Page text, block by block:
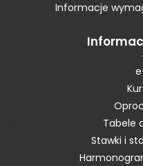
Informacje
Tabele
Stawki i